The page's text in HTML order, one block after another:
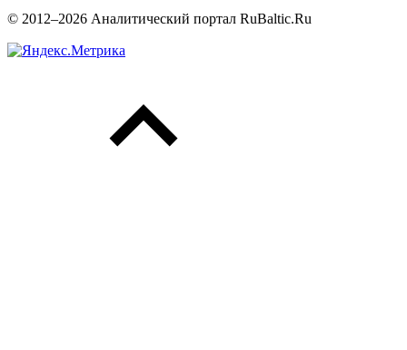
© 2012–2026 Аналитический портал RuBaltic.Ru